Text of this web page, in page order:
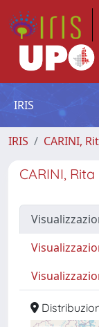
IRIS
IRIS CARINI,
CARINI, Rita